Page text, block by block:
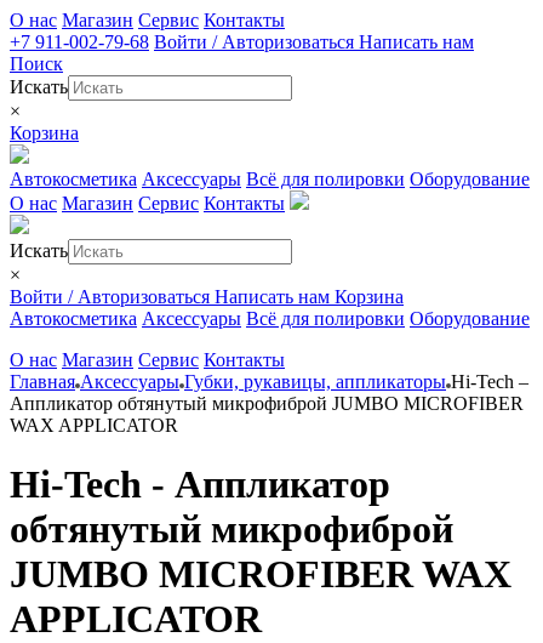
О нас Магазин Сервис Контакты
+7 911-002-79-68 Войти / Авторизоваться Написать нам
Поиск
Искать
×
Корзина
Автокосметика Аксессуары Всё для полировки Оборудование
О нас Магазин Сервис Контакты
Искать
×
Войти / Авторизоваться Написать нам Корзина
Автокосметика Аксессуары Всё для полировки Оборудование
О нас Магазин Сервис Контакты
Главная Аксессуары Губки, рукавицы, аппликаторы Hi-Tech –
Аппликатор обтянутый микрофиброй JUMBO MICROFIBER
WAX APPLICATOR
Hi-Tech - Аппликатор
обтянутый микрофиброй
JUMBO MICROFIBER WAX
APPLICATOR